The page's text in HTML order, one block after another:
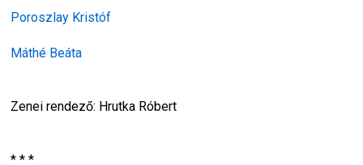
Poroszlay Kristóf
Máthé Beáta
Zenei rendező: Hrutka Róbert
* * *